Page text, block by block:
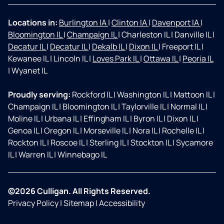
Locations in: Burlington IA|Clinton IA| Davenport IA|
Bloomington IL|Champaign IL|Charleston IL| Danville IL|
Decatur IL| Decatur IL| Dekalb IL| Dixon IL| Freeport IL|
Kewanee IL| Lincoln IL| Loves Park IL|Ottawa IL| Peoria IL
|Wyanet IL
Proudly serving: Rockford IL|Washington IL| Mattoon IL|
Champaign IL| Bloomington IL|Taylorville IL| Normal IL|
Moline IL| Urbana IL| Effingham IL| Byron IL| Dixon IL|
Genoa IL|Oregon IL| Morseville IL| Nora IL| Rochelle IL|
Rockton IL| Roscoe IL|Sterling IL|Stockton IL|Sycamore
IL|Warren IL|Winnebago IL
©2026 Culligan. All Rights Reserved.
Privacy Policy|Sitemap|Accessibility